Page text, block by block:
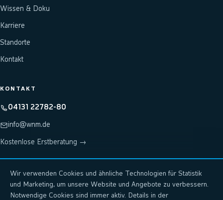
Wissen & Doku
Karriere
Standorte
Kontakt
KONTAKT
04131 22782-80
info@wnm.de
Kostenlose Erstberatung →
Hosting & Rechenzentrum: wnm-systems.de ↗
KI-Plattform: wnm.ai
Wir verwenden Cookies und ähnliche Technologien für Statistik
und Marketing, um unsere Website und Angebote zu verbessern.
Notwendige Cookies sind immer aktiv. Details in der